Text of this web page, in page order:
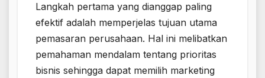
Langkah pertama yang dianggap paling
efektif adalah memperjelas tujuan utama
pemasaran perusahaan. Hal ini melibatkan
pemahaman mendalam tentang prioritas
bisnis sehingga dapat memilih marketing